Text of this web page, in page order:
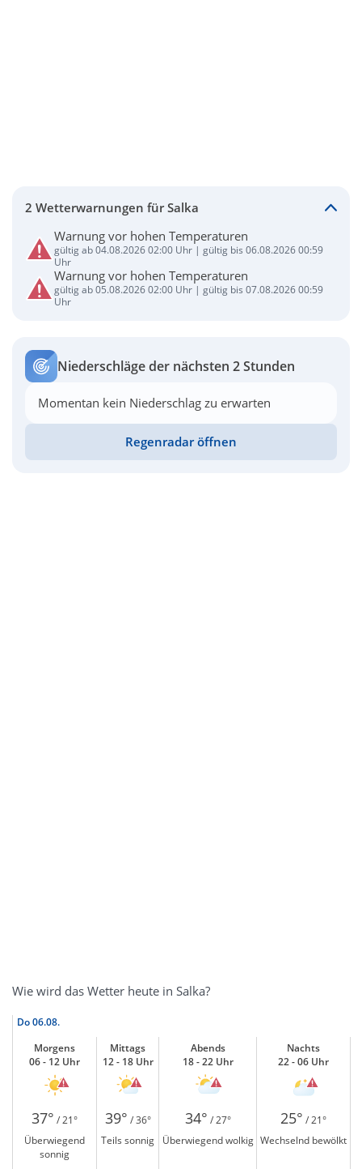
2 Wetterwarnungen für Salka
Warnung vor hohen Temperaturen
gültig ab 04.08.2026 02:00 Uhr | gültig bis 06.08.2026 00:59
Uhr
Warnung vor hohen Temperaturen
gültig ab 05.08.2026 02:00 Uhr | gültig bis 07.08.2026 00:59
Uhr
Niederschläge der nächsten 2 Stunden
Momentan kein Niederschlag zu erwarten
Regenradar öffnen
Wie wird das Wetter heute in Salka?
Do06.08.
Morgens
06 - 12 Uhr
Mittags
12 - 18 Uhr
Abends
18 - 22 Uhr
Nachts
22 - 06 Uhr
37° / 21° 39° / 36° 34° / 27° 25° / 21°
Überwiegend
sonnig
Teils sonnig Überwiegend wolkig Wechselnd bewölkt